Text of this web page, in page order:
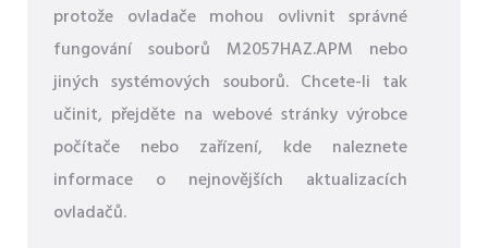
protože ovladače mohou ovlivnit správné
fungování souborů M2057HAZ.APM nebo
jiných systémových souborů. Chcete-li tak
učinit, přejděte na webové stránky výrobce
počítače nebo zařízení, kde naleznete
informace o nejnovějších aktualizacích
ovladačů.